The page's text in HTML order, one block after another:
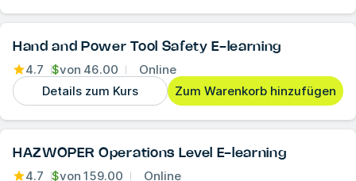
Hand and Power Tool Safety E-learning
4.7 $von 46.00
Online
Details zum Kurs
Zum Warenkorb hinzufügen
HAZWOPER Operations Level E-learning
4.7 $von 159.00
Online